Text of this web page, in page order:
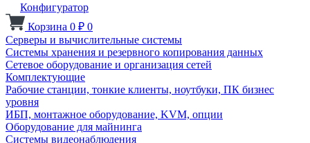
Конфигуратор
Корзина 0 ₽ 0
Серверы и вычислительные системы
Системы хранения и резервного копирования данных
Сетевое оборудование и организация сетей
Комплектующие
Рабочие станции, тонкие клиенты, ноутбуки, ПК бизнес
уровня
ИБП, монтажное оборудование, KVM, опции
Оборудование для майнинга
Системы видеонаблюдения